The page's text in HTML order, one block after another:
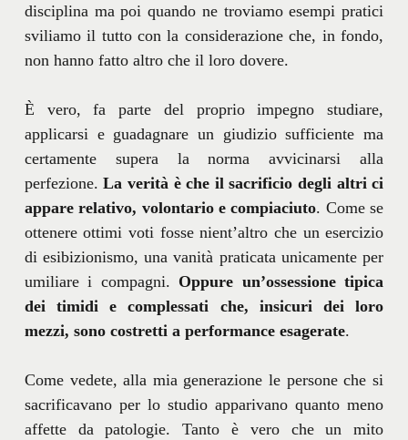
disciplina ma poi quando ne troviamo esempi pratici
sviliamo il tutto con la considerazione che, in fondo,
non hanno fatto altro che il loro dovere.
È vero, fa parte del proprio impegno studiare,
applicarsi e guadagnare un giudizio sufficiente ma
certamente supera la norma avvicinarsi alla
perfezione.La verità è che il sacrificio degli altri ci
appare relativo, volontario e compiaciuto. Come se
ottenere ottimi voti fosse nient’altro che un esercizio
di esibizionismo, una vanità praticata unicamente per
umiliare i compagni. Oppure un’ossessione tipica
dei timidi e complessati che, insicuri dei loro
mezzi, sono costretti a performance esagerate.
Come vedete, alla mia generazione le persone che si
sacrificavano per lo studio apparivano quanto meno
affette da patologie. Tanto è vero che un mito